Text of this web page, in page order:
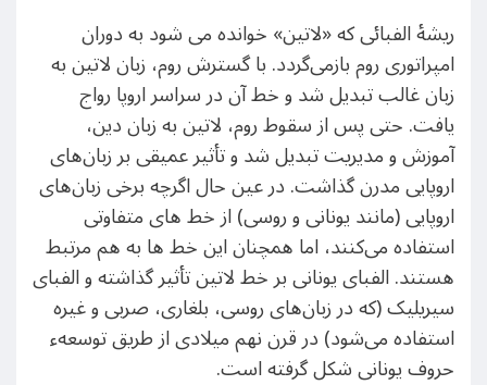
ریشهٔ الفبائی که «لاتین» خوانده می شود به دوران
امپراتوری روم بازمی‌گردد. با گسترش روم، زبان لاتین به
زبان غالب تبدیل شد و خط آن در سراسر اروپا رواج
یافت. حتی پس از سقوط روم، لاتین به زبان دین،
آموزش و مدیریت تبدیل شد و تأثیر عمیقی بر زبان‌های
اروپایی مدرن گذاشت. در عین حال اگرچه برخی زبان‌های
اروپایی (مانند یونانی و روسی) از خط‌ های متفاوتی
استفاده می‌کنند، اما همچنان این خط ها به هم مرتبط
هستند. الفبای یونانی بر خط لاتین تأثیر گذاشته و الفبای
سیریلیک (که در زبان‌های روسی، بلغاری، صربی و غیره
استفاده می‌شود) در قرن نهم میلادی از طریق توسعهء
حروف یونانی شکل گرفته است.